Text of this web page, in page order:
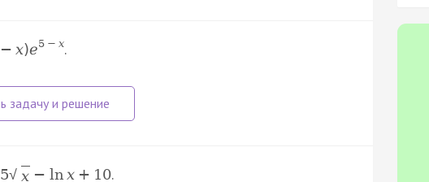
− x)e5 − x.
5√ x − ln x + 10.